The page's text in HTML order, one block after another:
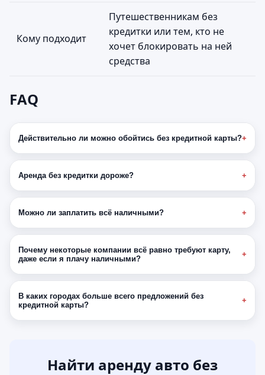
Кому подходит
Путешественникам без
кредитки или тем, кто не
хочет блокировать на ней
средства
FAQ
Действительно ли можно обойтись без кредитной карты?
Аренда без кредитки дороже?
Можно ли заплатить всё наличными?
Почему некоторые компании всё равно требуют карту,
даже если я плачу наличными?
В каких городах больше всего предложений без
кредитной карты?
Найти аренду авто без